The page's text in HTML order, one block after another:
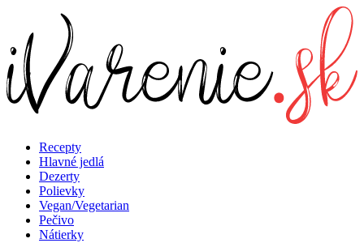
Recepty
Hlavné jedlá
Dezerty
Polievky
Vegan/Vegetarian
Pečivo
Nátierky